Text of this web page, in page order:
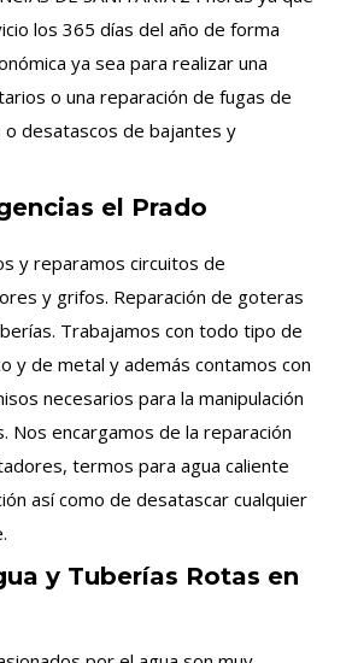
los 365 días del año de forma
ya sea para realizar una
o una reparación de fugas de
o desatascos de bajantes y
el Prado
y reparamos circuitos de
y grifos. Reparación de goteras
Trabajamos con todo tipo de
y de metal y además contamos con
necesarios para la manipulación
Nos encargamos de la reparación
termos para agua caliente
así como de desatascar cualquier
y Tuberías Rotas en